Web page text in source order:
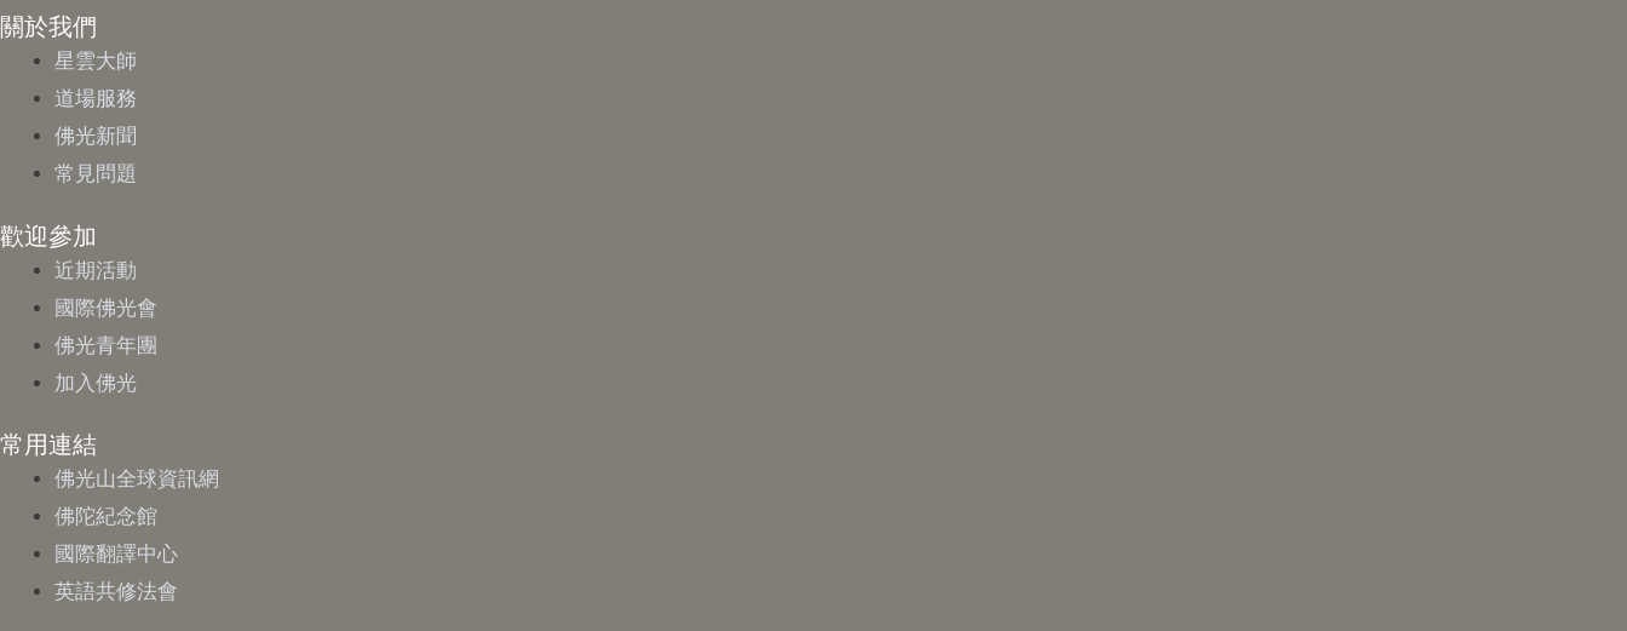
關於我們
星雲大師
道場服務
佛光新聞
常見問題
歡迎參加
近期活動
國際佛光會
佛光青年團
加入佛光
常用連結
佛光山全球資訊網
佛陀紀念館
國際翻譯中心
英語共修法會